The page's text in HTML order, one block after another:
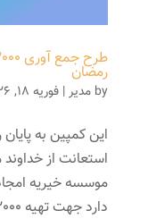
رمضان
by مدیر| فوریه 18, 2026
این کمپین به
استعانت از
موسسه خیریه